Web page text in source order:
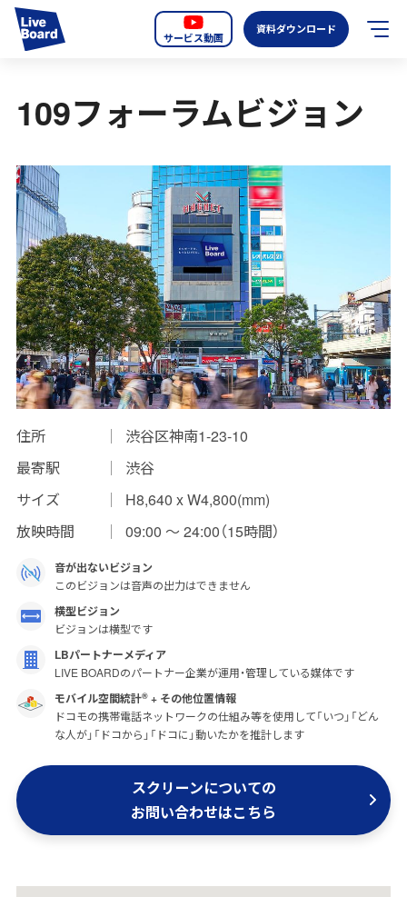
サービス動画
資料ダウンロード
サービス紹介
LIVE BOARDの新しいOOH
選ばれる理由
導入事例
全国のスクリーン
お知らせ
オーディエンスデータの階層
インプレッションデータの算出方法
お問い合わせ
よくあるご質問
掲載までの流れ
109フォーラムビジョン
住所
渋谷区神南1-23-10
最寄駅
渋谷
サイズ
H8,640 x W4,800(mm)
放映時間
09:00 〜 24:00（15時間）
音が出ないビジョン
このビジョンは音声の出力はできません
横型ビジョン
ビジョンは横型です
LBパートナーメディア
LIVE BOARDのパートナー企業が運用・管理している媒体です
モバイル空間統計®+ その他位置情報
ドコモの携帯電話ネットワークの仕組み等を使用して「いつ」「どん
な人が」「ドコから」「ドコに」動いたかを推計します
スクリーンについての
お問い合わせはこちら